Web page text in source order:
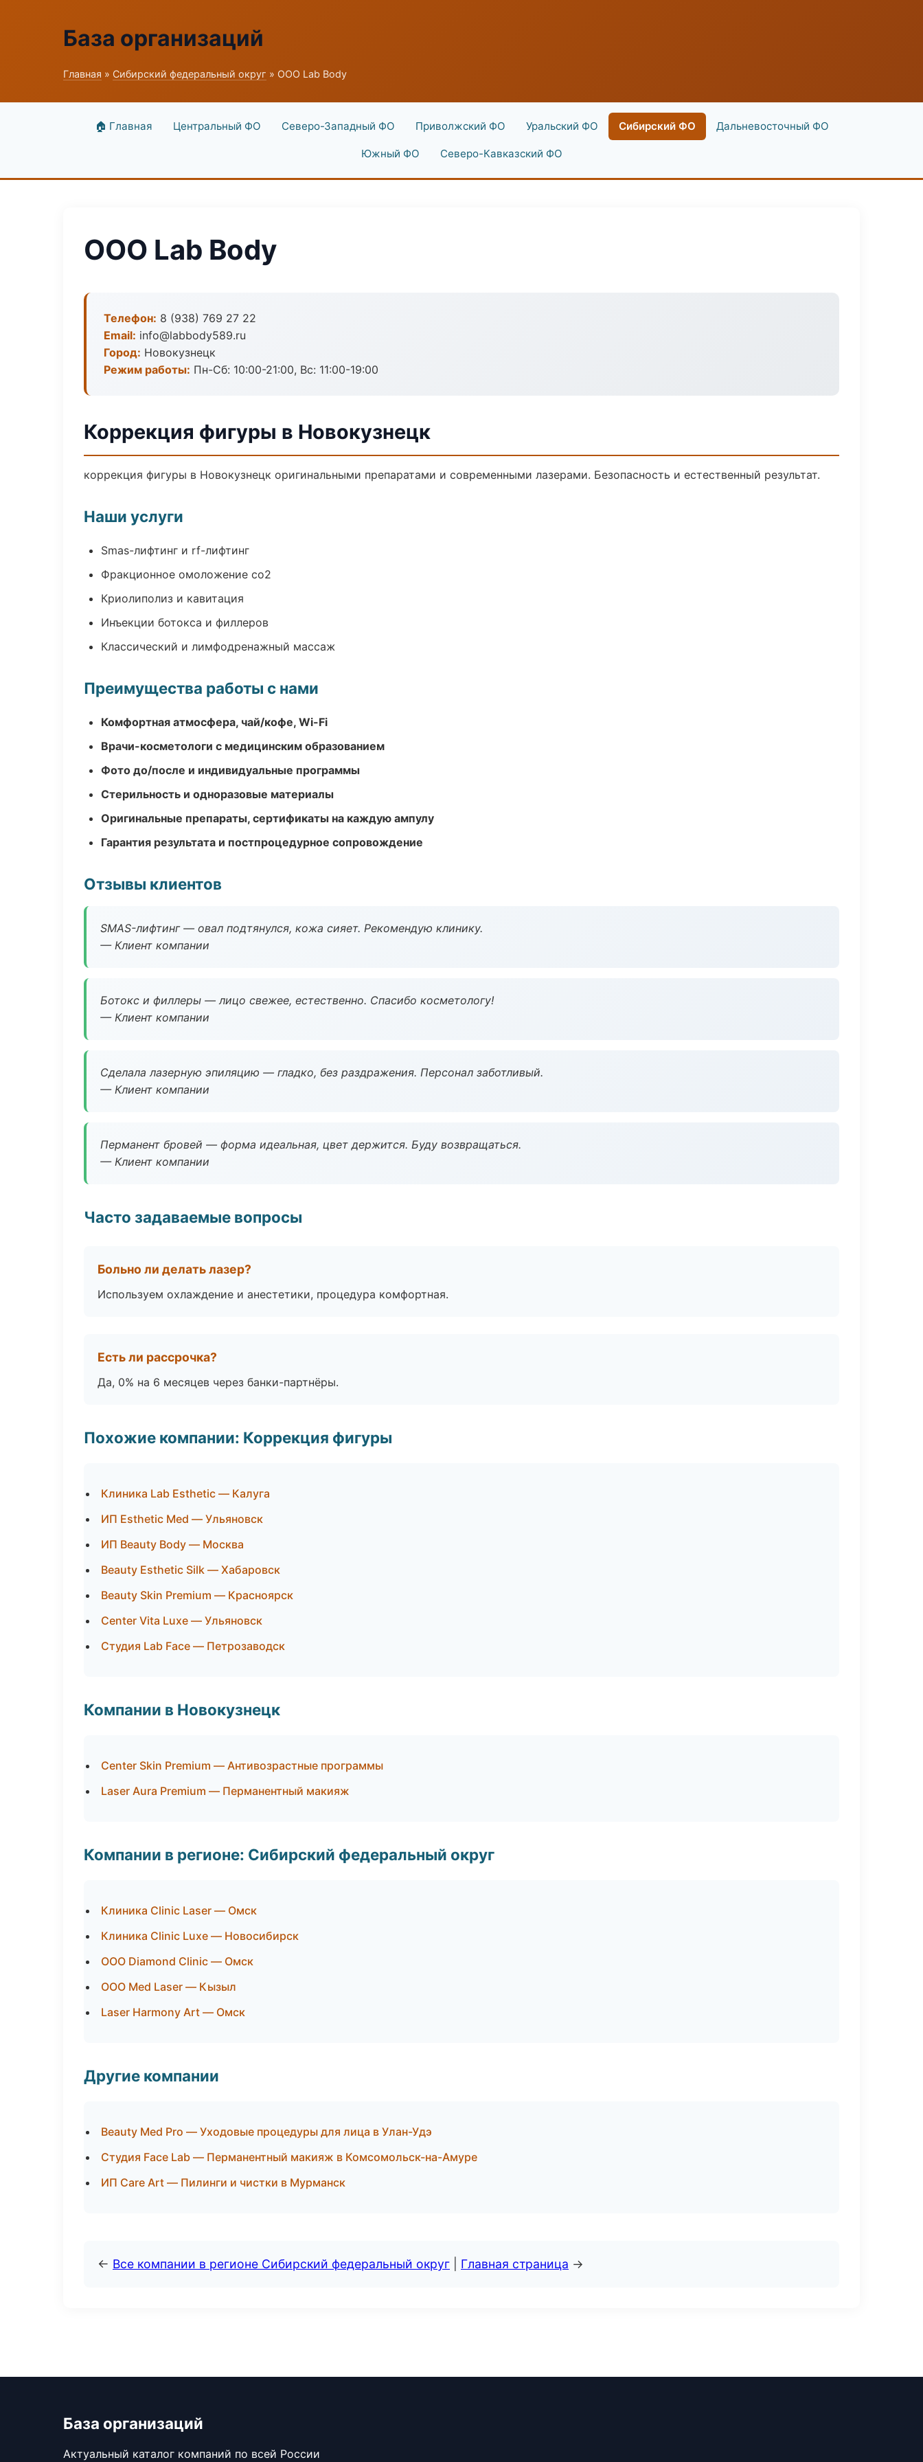
База организаций
Главная » Сибирский федеральный округ » ООО Lab Body
🏠 Главная Центральный ФО Северо-Западный ФО Приволжский ФО Уральский ФО Сибирский ФО Дальневосточный ФО
Южный ФО Северо-Кавказский ФО
ООО Lab Body
Телефон: 8 (938) 769 27 22
Email: info@labbody589.ru
Город: Новокузнецк
Режим работы: Пн-Сб: 10:00-21:00, Вс: 11:00-19:00
Коррекция фигуры в Новокузнецк
коррекция фигуры в Новокузнецк оригинальными препаратами и современными лазерами. Безопасность и естественный результат.
Наши услуги
Smas-лифтинг и rf-лифтинг
Фракционное омоложение co2
Криолиполиз и кавитация
Инъекции ботокса и филлеров
Классический и лимфодренажный массаж
Преимущества работы с нами
Комфортная атмосфера, чай/кофе, Wi-Fi
Врачи-косметологи с медицинским образованием
Фото до/после и индивидуальные программы
Стерильность и одноразовые материалы
Оригинальные препараты, сертификаты на каждую ампулу
Гарантия результата и постпроцедурное сопровождение
Отзывы клиентов
SMAS-лифтинг — овал подтянулся, кожа сияет. Рекомендую клинику.
— Клиент компании
Ботокс и филлеры — лицо свежее, естественно. Спасибо косметологу!
— Клиент компании
Сделала лазерную эпиляцию — гладко, без раздражения. Персонал заботливый.
— Клиент компании
Перманент бровей — форма идеальная, цвет держится. Буду возвращаться.
— Клиент компании
Часто задаваемые вопросы
Больно ли делать лазер?
Используем охлаждение и анестетики, процедура комфортная.
Есть ли рассрочка?
Да, 0% на 6 месяцев через банки-партнёры.
Похожие компании: Коррекция фигуры
Клиника Lab Esthetic — Калуга
ИП Esthetic Med — Ульяновск
ИП Beauty Body — Москва
Beauty Esthetic Silk — Хабаровск
Beauty Skin Premium — Красноярск
Center Vita Luxe — Ульяновск
Студия Lab Face — Петрозаводск
Компании в Новокузнецк
Center Skin Premium — Антивозрастные программы
Laser Aura Premium — Перманентный макияж
Компании в регионе: Сибирский федеральный округ
Клиника Clinic Laser — Омск
Клиника Clinic Luxe — Новосибирск
ООО Diamond Clinic — Омск
ООО Med Laser — Кызыл
Laser Harmony Art — Омск
Другие компании
Beauty Med Pro — Уходовые процедуры для лица в Улан-Удэ
Студия Face Lab — Перманентный макияж в Комсомольск-на-Амуре
ИП Care Art — Пилинги и чистки в Мурманск
← Все компании в регионе Сибирский федеральный округ Главная страница →
База организаций
Актуальный каталог компаний по всей России